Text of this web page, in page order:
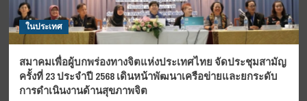
ในประเทศ
สมาคมเพื่อผู้บกพร่องทางจิตแห่งประเทศไทย จัดประชุมสามัญ
ครั้งที่ 23 ประจำปี 2568 เดินหน้าพัฒนาเครือข่ายและยกระดับ
การดำเนินงานด้านสุขภาพจิต